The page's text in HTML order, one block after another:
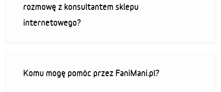
rozmowę z konsultantem sklepu
internetowego?
Komu mogę pomóc przez FaniMani.pl?